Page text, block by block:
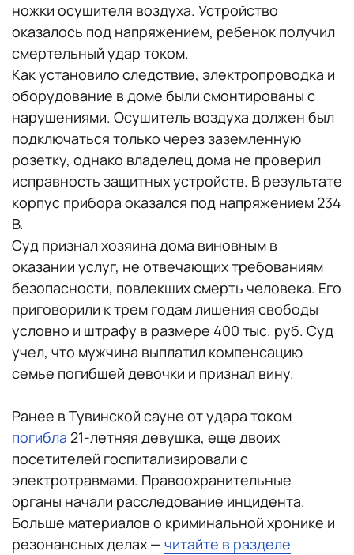
ножки осушителя воздуха. Устройство
оказалось под напряжением, ребенок получил
смертельный удар током.
Как установило следствие, электропроводка и
оборудование в доме были смонтированы с
нарушениями. Осушитель воздуха должен был
подключаться только через заземленную
розетку, однако владелец дома не проверил
исправность защитных устройств. В результате
корпус прибора оказался под напряжением 234
В.
Суд признал хозяина дома виновным в
оказании услуг, не отвечающих требованиям
безопасности, повлекших смерть человека. Его
приговорили к трем годам лишения свободы
условно и штрафу в размере 400 тыс. руб. Суд
учел, что мужчина выплатил компенсацию
семье погибшей девочки и признал вину.
Ранее в Тувинской сауне от удара током
погибла 21-летняя девушка, еще двоих
посетителей госпитализировали с
электротравмами. Правоохранительные
органы начали расследование инцидента.
Больше материалов о криминальной хронике и
резонансных делах — читайте в разделе